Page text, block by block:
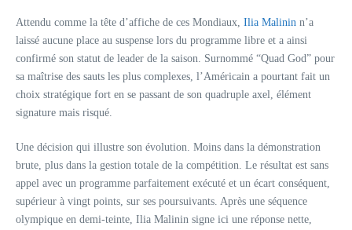
Attendu comme la tête d’affiche de ces Mondiaux, Ilia Malinin n’a
laissé aucune place au suspense lors du programme libre et a ainsi
confirmé son statut de leader de la saison. Surnommé “Quad God” pour
sa maîtrise des sauts les plus complexes, l’Américain a pourtant fait un
choix stratégique fort en se passant de son quadruple axel, élément
signature mais risqué.
Une décision qui illustre son évolution. Moins dans la démonstration
brute, plus dans la gestion totale de la compétition. Le résultat est sans
appel avec un programme parfaitement exécuté et un écart conséquent,
supérieur à vingt points, sur ses poursuivants. Après une séquence
olympique en demi-teinte, Ilia Malinin signe ici une réponse nette,